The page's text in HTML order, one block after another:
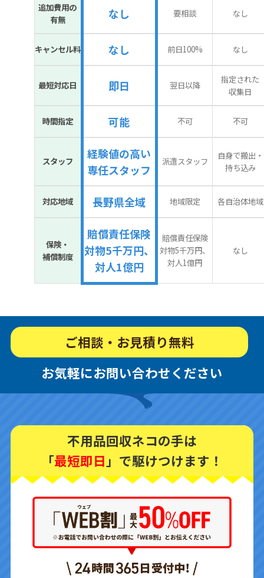
追加費用の
有無
なし 要相談 なし
キャンセル料 なし 前日100% なし
最短対応日 即日 翌日以降
指定された
収集日
時間指定 可能 不可 不可
スタッフ
経験値の高い
専任スタッフ
派遣スタッフ
自身で搬出・
持ち込み
対応地域 長野県全域 地域限定 各自治体地域
保険・
補償制度
賠償責任保険
対物5千万円、
対人1億円
賠償責任保険
対物5千万円、
対人1億円
なし
ご相談・お見積り無料
お気軽にお問い合わせください
不用品回収ネコの手は
「最短即日 」で駆けつけます！